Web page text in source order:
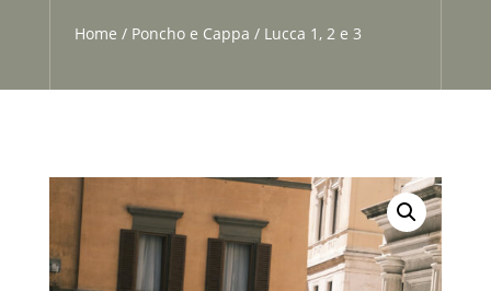
Home / Poncho e Cappa / Lucca 1, 2 e 3